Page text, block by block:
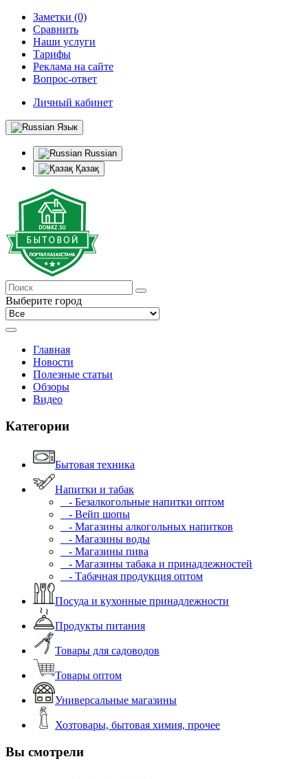
Заметки (0)
Сравнить
Наши услуги
Тарифы
Реклама на сайте
Вопрос-ответ
Личный кабинет
Язык
Russian
Қазақ
Выберите город
Главная
Новости
Полезные статьи
Обзоры
Видео
Категории
Бытовая техника
Напитки и табак
- Безалкогольные напитки оптом
- Вейп шопы
- Магазины алкогольных напитков
- Магазины воды
- Магазины пива
- Магазины табака и принадлежностей
- Табачная продукция оптом
Посуда и кухонные принадлежности
Продукты питания
Товары для садоводов
Товары оптом
Универсальные магазины
Хозтовары, бытовая химия, прочее
Вы смотрели